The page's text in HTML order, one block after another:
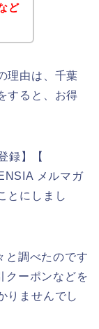
ど
理由は、千葉
すると、お得
録】【
メルマガ
とにしまし
と調べたのです
クーポンなどを
りませんでし